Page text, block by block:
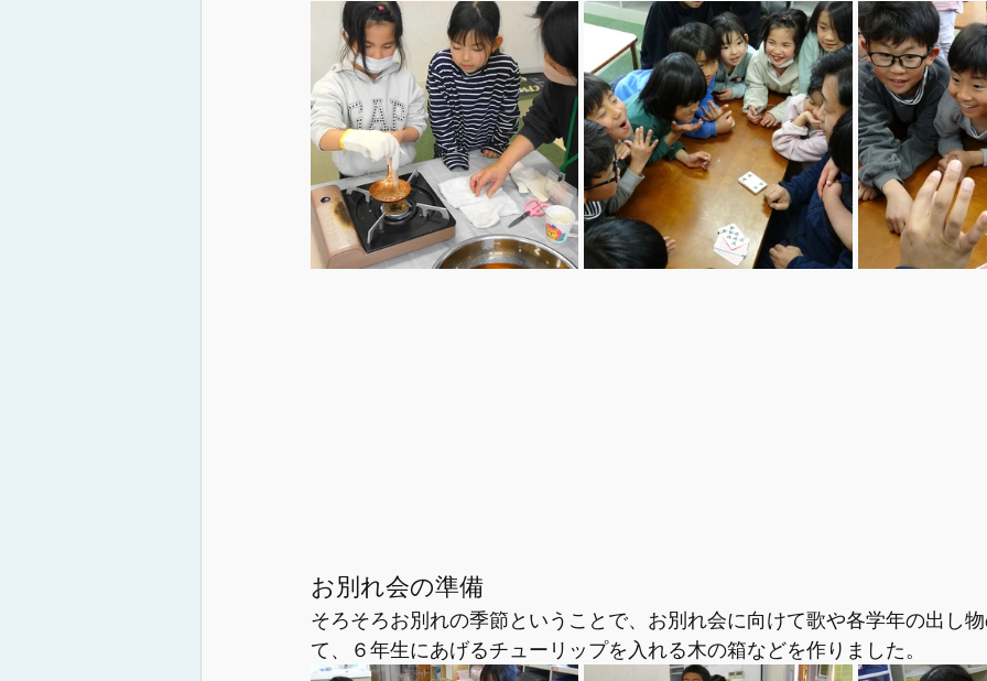
お別れ会の準備
そろそろお別れの季節ということで、お別れ会に向けて歌や各学年の出し
て、６年生にあげるチューリップを入れる木の箱などを作りました。